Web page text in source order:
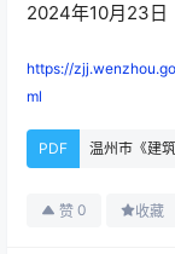
2024年10月23日
https://
ml
PDF
赞 0 收藏